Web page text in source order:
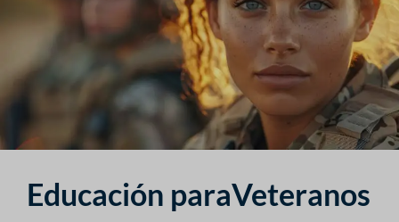
Educación paraVeteranos